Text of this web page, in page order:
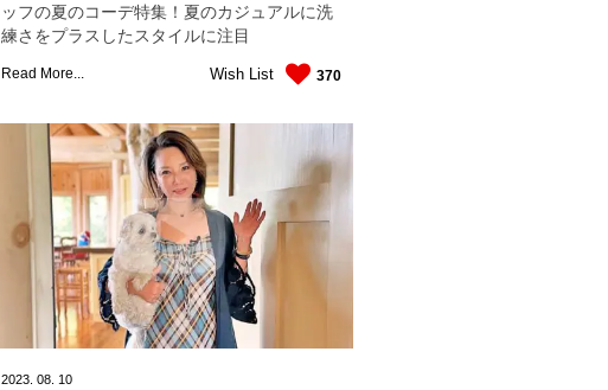
ッフの夏のコーデ特集！夏のカジュアルに洗
練さをプラスしたスタイルに注目
Read More... 370
Wish List
2023. 08. 10